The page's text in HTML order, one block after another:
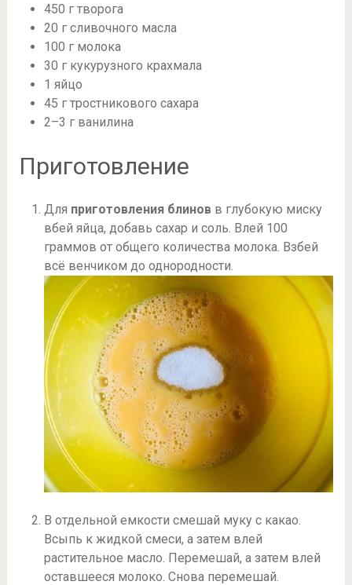
450 г творога
20 г сливочного масла
100 г молока
30 г кукурузного крахмала
1 яйцо
45 г тростникового сахара
2–3 г ванилина
Приготовление
Для приготовления блиновв глубокую миску
вбей яйца, добавь сахар и соль. Влей 100
граммов от общего количества молока. Взбей
всё венчиком до однородности.
В отдельной емкости смешай муку с какао.
Всыпь к жидкой смеси, а затем влей
растительное масло. Перемешай, а затем влей
оставшееся молоко. Снова перемешай.